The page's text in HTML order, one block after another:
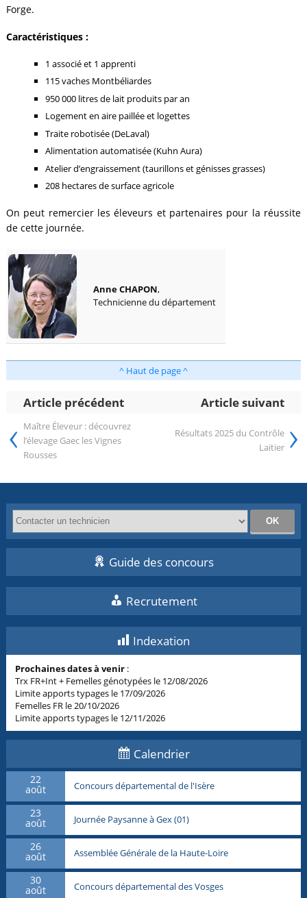
Forge.
Caractéristiques :
1 associé et 1 apprenti
115 vaches Montbéliardes
950 000 litres de lait produits par an
Logement en aire paillée et logettes
Traite robotisée (DeLaval)
Alimentation automatisée (Kuhn Aura)
Atelier d’engraissement (taurillons et génisses grasses)
208 hectares de surface agricole
On peut remercier les éleveurs et partenaires pour la réussite
de cette journée.
Anne CHAPON,
Technicienne du département
^ Haut de page ^
Article précédent Article suivant
‹ Maître Éleveur : découvrez
l’élevage Gaec les Vignes
Rousses
Résultats 2025 du Contrôle
Laitier ›
Guide des concours
Recrutement
Indexation
Prochaines dates à venir :
Trx FR+Int + Femelles génotypées le 12/08/2026
Limite apports typages le 17/09/2026
Femelles FR le 20/10/2026
Limite apports typages le 12/11/2026
Calendrier
22
août Concours départemental de l'Isère
23
août Journée Paysanne à Gex (01)
26
août Assemblée Générale de la Haute-Loire
30
août Concours départemental des Vosges